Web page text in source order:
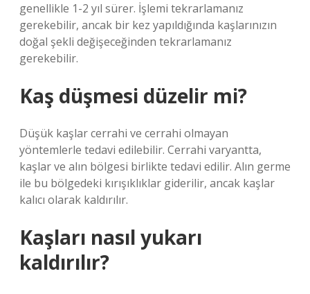
genellikle 1-2 yıl sürer. İşlemi tekrarlamanız
gerekebilir, ancak bir kez yapıldığında kaşlarınızın
doğal şekli değişeceğinden tekrarlamanız
gerekebilir.
Kaş düşmesi düzelir mi?
Düşük kaşlar cerrahi ve cerrahi olmayan
yöntemlerle tedavi edilebilir. Cerrahi varyantta,
kaşlar ve alın bölgesi birlikte tedavi edilir. Alın germe
ile bu bölgedeki kırışıklıklar giderilir, ancak kaşlar
kalıcı olarak kaldırılır.
Kaşları nasıl yukarı
kaldırılır?